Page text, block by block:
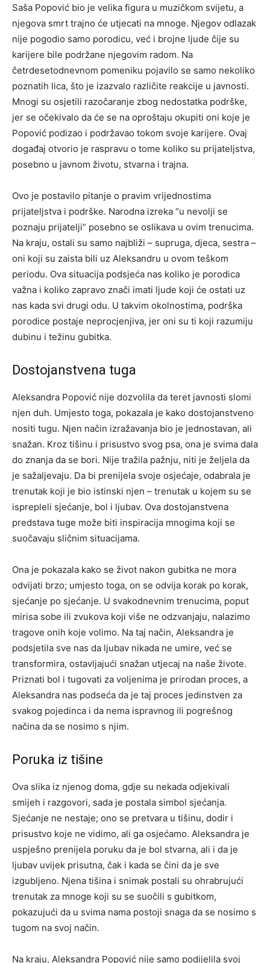
Saša Popović bio je velika figura u muzičkom svijetu, a
njegova smrt trajno će utjecati na mnoge. Njegov odlazak
nije pogodio samo porodicu, već i brojne ljude čije su
karijere bile podržane njegovim radom. Na
četrdesetodnevnom pomeniku pojavilo se samo nekoliko
poznatih lica, što je izazvalo različite reakcije u javnosti.
Mnogi su osjetili razočaranje zbog nedostatka podrške,
jer se očekivalo da će se na oproštaju okupiti oni koje je
Popović podizao i podržavao tokom svoje karijere. Ovaj
događaj otvorio je raspravu o tome koliko su prijateljstva,
posebno u javnom životu, stvarna i trajna.
Ovo je postavilo pitanje o pravim vrijednostima
prijateljstva i podrške. Narodna izreka “u nevolji se
poznaju prijatelji” posebno se oslikava u ovim trenucima.
Na kraju, ostali su samo najbliži – supruga, djeca, sestra –
oni koji su zaista bili uz Aleksandru u ovom teškom
periodu. Ova situacija podsjeća nas koliko je porodica
važna i koliko zapravo znači imati ljude koji će ostati uz
nas kada svi drugi odu. U takvim okolnostima, podrška
porodice postaje neprocjenjiva, jer oni su ti koji razumiju
dubinu i težinu gubitka.
Dostojanstvena tuga
Aleksandra Popović nije dozvolila da teret javnosti slomi
njen duh. Umjesto toga, pokazala je kako dostojanstveno
nositi tugu. Njen način izražavanja bio je jednostavan, ali
snažan. Kroz tišinu i prisustvo svog psa, ona je svima dala
do znanja da se bori. Nije tražila pažnju, niti je željela da
je sažaljevaju. Da bi prenijela svoje osjećaje, odabrala je
trenutak koji je bio istinski njen – trenutak u kojem su se
isprepleli sjećanje, bol i ljubav. Ova dostojanstvena
predstava tuge može biti inspiracija mnogima koji se
suočavaju sličnim situacijama.
Ona je pokazala kako se život nakon gubitka ne mora
odvijati brzo; umjesto toga, on se odvija korak po korak,
sjećanje po sjećanje. U svakodnevnim trenucima, poput
mirisa sobe ili zvukova koji više ne odzvanjaju, nalazimo
tragove onih koje volimo. Na taj način, Aleksandra je
podsjetila sve nas da ljubav nikada ne umire, već se
transformira, ostavljajući snažan utjecaj na naše živote.
Priznati bol i tugovati za voljenima je prirodan proces, a
Aleksandra nas podseća da je taj proces jedinstven za
svakog pojedinca i da nema ispravnog ili pogrešnog
načina da se nosimo s njim.
Poruka iz tišine
Ova slika iz njenog doma, gdje su nekada odjekivali
smijeh i razgovori, sada je postala simbol sjećanja.
Sjećanje ne nestaje; ono se pretvara u tišinu, dodir i
prisustvo koje ne vidimo, ali ga osjećamo. Aleksandra je
uspješno prenijela poruku da je bol stvarna, ali i da je
ljubav uvijek prisutna, čak i kada se čini da je sve
izgubljeno. Njena tišina i snimak postali su ohrabrujući
trenutak za mnoge koji su se suočili s gubitkom,
pokazujući da u svima nama postoji snaga da se nosimo s
tugom na svoj način.
Na kraju, Aleksandra Popović nije samo podijelila svoj